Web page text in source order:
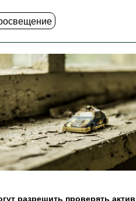
разрешить проверять